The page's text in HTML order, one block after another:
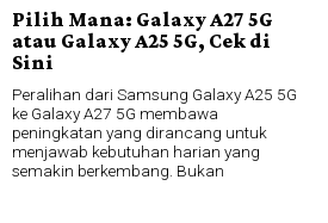
Pilih Mana: Galaxy A27 5G
atau Galaxy A25 5G, Cek di
Sini
Peralihan dari Samsung Galaxy A25 5G
ke Galaxy A27 5G membawa
peningkatan yang dirancang untuk
menjawab kebutuhan harian yang
semakin berkembang. Bukan